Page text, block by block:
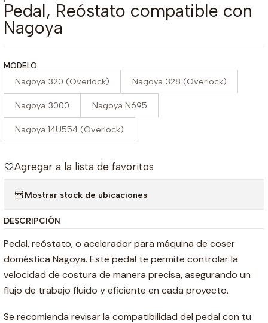
Pedal, Reóstato compatible con
Nagoya
MODELO
Nagoya 320 (Overlock) Nagoya 328 (Overlock)
Nagoya 3000 Nagoya N695
Nagoya 14U554 (Overlock)
Agregar a la lista de favoritos
Mostrar stock de ubicaciones
DESCRIPCIÓN
Pedal, reóstato, o acelerador para máquina de coser
doméstica Nagoya. Este pedal te permite controlar la
velocidad de costura de manera precisa, asegurando un
flujo de trabajo fluido y eficiente en cada proyecto.
Se recomienda revisar la compatibilidad del pedal con tu